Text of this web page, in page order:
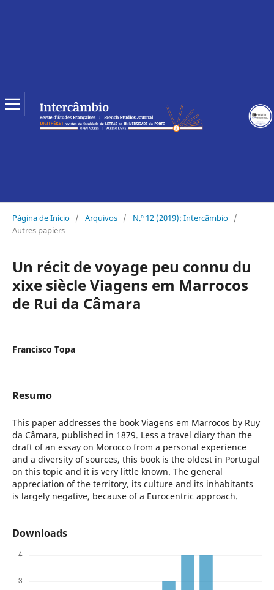
Página de Início / Arquivos / N.º 12 (2019): Intercâmbio /
Autres papiers
Un récit de voyage peu connu du
xixe siècle Viagens em Marrocos
de Rui da Câmara
Francisco Topa
Resumo
This paper addresses the book Viagens em Marrocos by Ruy
da Câmara, published in 1879. Less a travel diary than the
draft of an essay on Morocco from a personal experience
and a diversity of sources, this book is the oldest in Portugal
on this topic and it is very little known. The general
appreciation of the territory, its culture and its inhabitants
is largely negative, because of a Eurocentric approach.
Downloads